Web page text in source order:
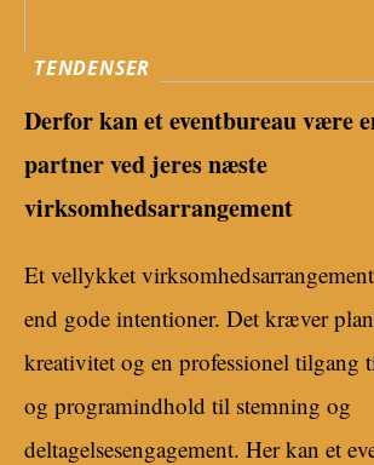
TENDENSER
Derfor kan et eventbureau være
partner ved jeres næste
virksomhedsarrangement
Et vellykket
end gode intentioner. Det kræver
kreativitet og en professionel tilgang
og programindhold til stemning og
deltagelsesengagement. Her kan et